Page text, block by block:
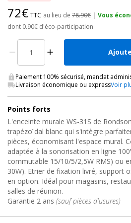
72€ TTC au lieu de 78.90€ | Vous
dont 0.90€ d'éco-participation
Paiement 100% sécurisé, mandat
Livraison économique ou expressVoir
Points forts
L'enceinte murale WS-31S de
trapézoïdal blanc qui s'intègre
pièces, économisant l'espace mural.
adaptée à la sonorisation en ligne
commutable 15/10/5/2,5W RMS) ou
30W). Etrier de fixation livré, support
en option. Idéal pour magasins,
salles de réunion.
Garantie 2 ans (sauf pièces d'usures)